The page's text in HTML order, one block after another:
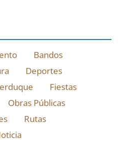
Bandos
Deportes
Fiestas
Obras Públicas
Rutas